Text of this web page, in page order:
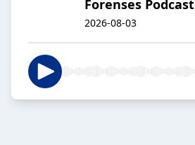
Forenses Podcast
2026-08-03